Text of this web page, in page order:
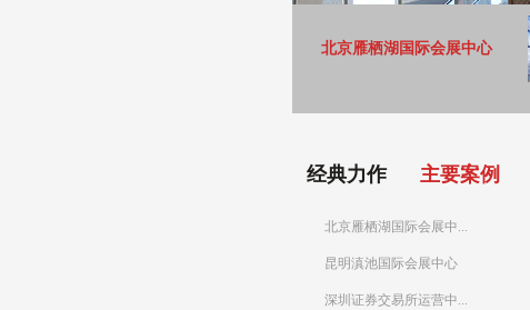
北京雁栖湖国际会展中心
经典力作 主要案例
北京雁栖湖国际会展中...
昆明滇池国际会展中心
深圳证券交易所运营中...